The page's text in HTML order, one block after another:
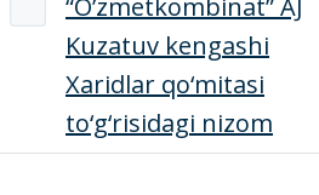
“O’zmetkombinat” AJ
Kuzatuv kengashi
Xaridlar qo‘mitasi
to‘g‘risidagi nizom